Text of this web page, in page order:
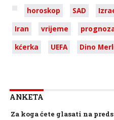
horoskop SAD
Iran
vrijeme
kćerka
UEFA Dino
ANKETA
Za koga ćete glasati na